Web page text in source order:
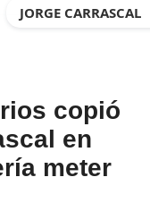
JORGE CARRASCAL
copió
en
meter